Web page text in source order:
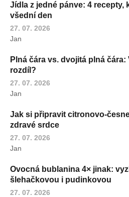
Jídla z jedné pánve: 4 recepty,
všední den
27. 07. 2026
Jan
Plná čára vs. dvojitá plná čára:
rozdíl?
27. 07. 2026
Jan
Jak si připravit citronovo-
zdravé srdce
27. 07. 2026
Jan
Ovocná bublanina 4× jinak:
šlehačkovou i pudinkovou
27. 07. 2026